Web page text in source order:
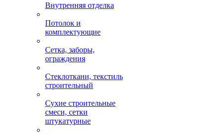
Внутренняя отделка
Потолок и
комплектующие
Сетка, заборы,
ограждения
Стеклоткани, текстиль
строительный
Сухие строительные
смеси, сетки
штукатурные